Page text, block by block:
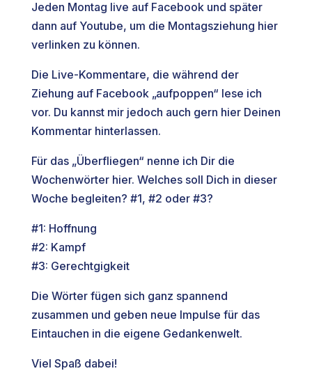
Jeden Montag live auf Facebook und später
dann auf Youtube, um die Montagsziehung hier
verlinken zu können.
Die Live-Kommentare, die während der
Ziehung auf Facebook „aufpoppen“ lese ich
vor. Du kannst mir jedoch auch gern hier Deinen
Kommentar hinterlassen.
Für das „Überfliegen“ nenne ich Dir die
Wochenwörter hier. Welches soll Dich in dieser
Woche begleiten? #1, #2 oder #3?
#1: Hoffnung
#2: Kampf
#3: Gerechtgigkeit
Die Wörter fügen sich ganz spannend
zusammen und geben neue Impulse für das
Eintauchen in die eigene Gedankenwelt.
Viel Spaß dabei!